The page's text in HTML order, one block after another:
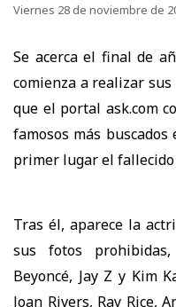
Viernes 28 de noviembre de
Se acerca el final de
comienza a realizar
que el portal ask.com
famosos más
primer lugar el
Tras él, aparece la
sus fotos
Beyoncé, Jay Z y Kim
Joan Rivers, Ray Rice,